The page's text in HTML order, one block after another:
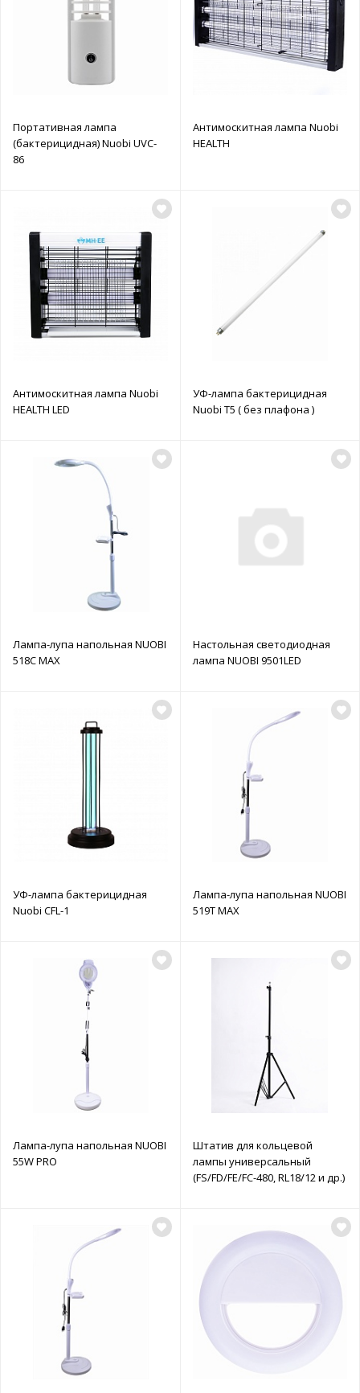
Портативная лампа
(бактерицидная) Nuobi UVC-
86
Антимоскитная лампа Nuobi
HEALTH
Антимоскитная лампа Nuobi
HEALTH LED
УФ-лампа бактерицидная
Nuobi T5 ( без плафона )
Лампа-лупа напольная NUOBI
518C MAX
Настольная светодиодная
лампа NUOBI 9501LED
УФ-лампа бактерицидная
Nuobi CFL-1
Лампа-лупа напольная NUOBI
519T MAX
Лампа-лупа напольная NUOBI
55W PRO
Штатив для кольцевой
лампы универсальный
(FS/FD/FE/FC-480, RL18/12 и др.)